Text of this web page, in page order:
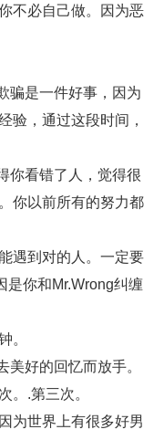
搭讪 光棍节
必自己做。因为恶
是一件好事，因为
验，通过这段时间，
看错了人，觉得很
你以前所有的努力都
到对的人。一定要
是你和Mr.Wrong纠缠
。
好的回忆而放手。
。.第三次。
世界上有很多好男